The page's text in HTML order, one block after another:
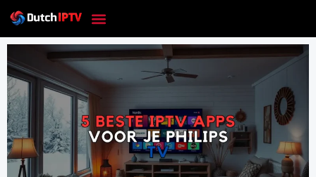
Skip
content